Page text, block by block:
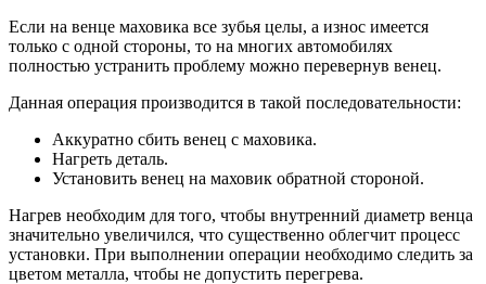
Если на венце маховика все зубья целы, а износ имеется
только с одной стороны, то на многих автомобилях
полностью устранить проблему можно перевернув венец.
Данная операция производится в такой последовательности:
Аккуратно сбить венец с маховика.
Нагреть деталь.
Установить венец на маховик обратной стороной.
Нагрев необходим для того, чтобы внутренний диаметр венца
значительно увеличился, что существенно облегчит процесс
установки. При выполнении операции необходимо следить за
цветом металла, чтобы не допустить перегрева.